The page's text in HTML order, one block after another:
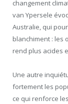
changement
van Ypersele
Australie, qui
blanchiment : les
rend plus acides
Une autre
fortement les
ce qui renforce